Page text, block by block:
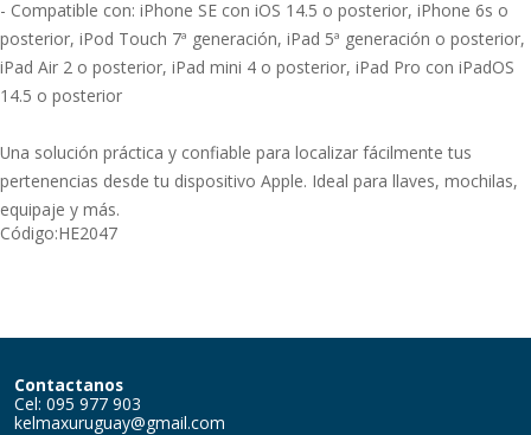
- Compatible con: iPhone SE con iOS 14.5 o posterior, iPhone 6s o
posterior, iPod Touch 7ª generación, iPad 5ª generación o posterior,
iPad Air 2 o posterior, iPad mini 4 o posterior, iPad Pro con iPadOS
14.5 o posterior
Una solución práctica y confiable para localizar fácilmente tus
pertenencias desde tu dispositivo Apple. Ideal para llaves, mochilas,
equipaje y más.
Código:HE2047
Contactanos
Cel: 095 977 903
kelmaxuruguay@gmail.com